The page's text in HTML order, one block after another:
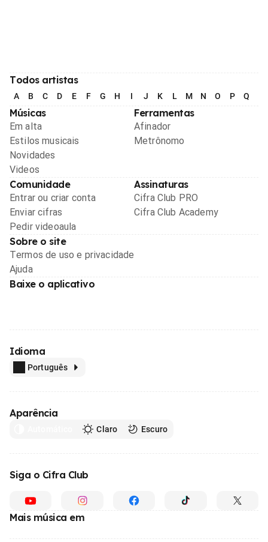
Todos artistas
A B C D E F G H I J K L M N O P Q
Músicas
Em alta
Estilos musicais
Novidades
Videos
Ferramentas
Afinador
Metrônomo
Comunidade
Entrar ou criar conta
Enviar cifras
Pedir videoaula
Assinaturas
Cifra Club PRO
Cifra Club Academy
Sobre o site
Termos de uso e privacidade
Ajuda
Baixe o aplicativo
Idioma
Português
Aparência
Claro Escuro
Siga o Cifra Club
Mais música em